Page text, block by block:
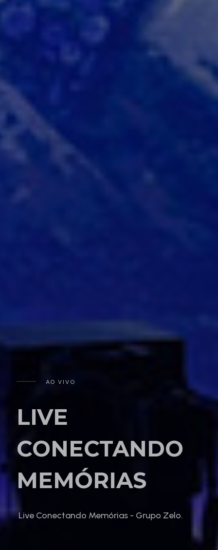
AO VIVO
LIVE
CONECTANDO
MEMÓRIAS
Live Conectando Memórias - Grupo Zelo.